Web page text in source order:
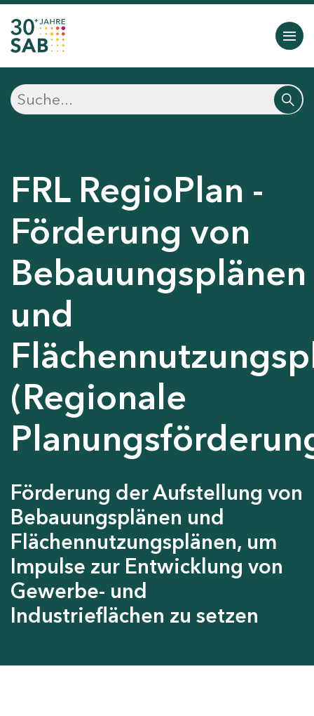
FRL RegioPlan -
Förderung von
Bebauungsplänen
und
(Regionale
Förderung der Aufstellung von
Bebauungsplänen und
Flächennutzungsplänen, um
Impulse zur Entwicklung von
Gewerbe- und
Industrieflächen zu setzen